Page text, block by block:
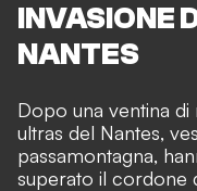
INVASIONE
NANTES
Dopo una ventina di
ultras del Nantes,
passamontagna,
superato il cordone